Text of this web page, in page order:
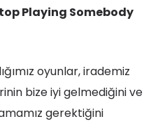
Playing Somebody
oyunlar, irademiz
bize iyi gelmediğini ve
gerektiğini